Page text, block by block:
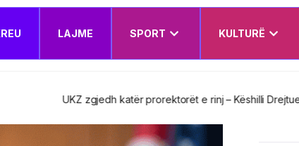
LAJME SPORT KULTURË
Drejtues miraton edhe Planin e Veprimit Institucional